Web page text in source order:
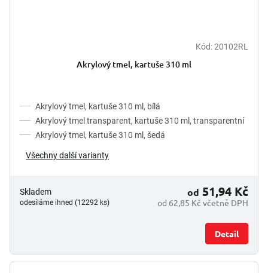
Kód:20102RL
Akrylový tmel, kartuše 310 ml
Akrylový tmel, kartuše 310 ml, bílá
Akrylový tmel transparent, kartuše 310 ml, transparentní
Akrylový tmel, kartuše 310 ml, šedá
Všechny další varianty
Skladem
odesíláme ihned (12292 ks) od 62,85 Kč včetně DPH
od 51,94 Kč
Detail